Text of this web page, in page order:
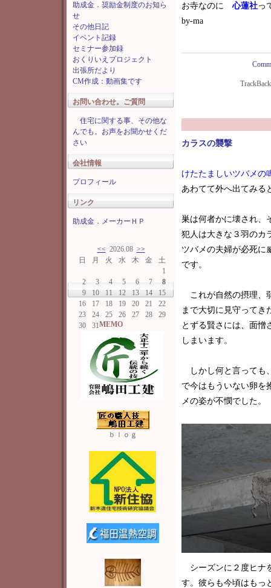
助成金．奨励金制度のお知ら
せ
その他日記
イベント記録
セミナー参加録
おくりいえプロジェクト
出張所だより
CM作成：動画集です
お問い合わせ。ご質問
住宅に関する事、その他な
んでも。お声をお聞かせくだ
さい
会社情報
プロフィール
リンク
助成金．メーカーＨＰ
<< 2026.08 >>
日
2
9
16
23
30
月
3
10
17
24
31
火
4
11
18
25
水
5
12
19
26
木
6
13
20
27
金
7
14
21
28
土
1
8
15
22
29
MEMO
ｂｌｏｇ
お寺なのに 心蓮社っ
by-ma
カラスの襲撃
けたたましいツバメの
あわてて外へ出てみ
巣は何者かに壊され、
犯人は大きな３羽のカ
ツバメの夫婦が必死に
です。
これが自然の摂理、
まで大切に見守ってき
とずる賢さには、面憎
しまいます。
しかし何と言っても
で今はもういない卵
メの姿が不憫でした。
シーズンに２度ヒナ
す。彼らも今頃はもっ